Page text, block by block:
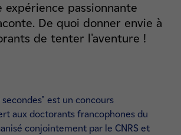
expérience passionnante
De quoi donner envie à
de tenter l'aventure !
secondes" est un concours
aux doctorants francophones du
conjointement par le CNRS et